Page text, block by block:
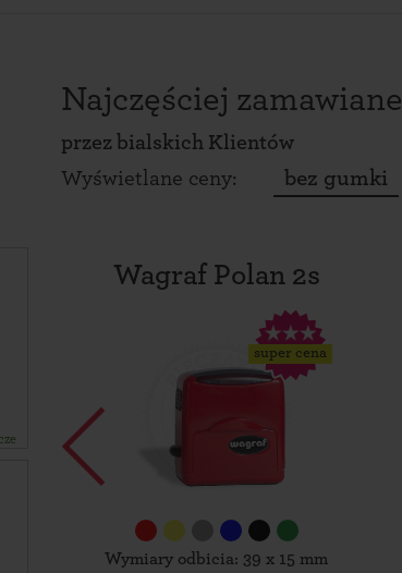
Najczęściej zamawiane
przez bialskich Klientów
Wyświetlane ceny:
bez gumki
Wagraf Polan 2s
super cena
Wymiary odbicia: 39 x 15 mm